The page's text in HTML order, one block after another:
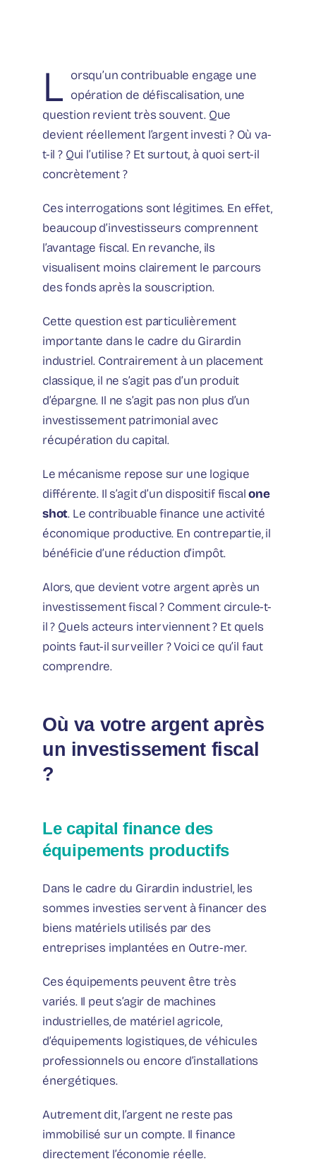
L orsqu’un contribuable engage une
opération de défiscalisation, une
question revient très souvent. Que
devient réellement l’argent investi ? Où va-
t-il ? Qui l’utilise ? Et surtout, à quoi sert-il
concrètement ?
Ces interrogations sont légitimes. En effet,
beaucoup d’investisseurs comprennent
l’avantage fiscal. En revanche, ils
visualisent moins clairement le parcours
des fonds après la souscription.
Cette question est particulièrement
importante dans le cadre du Girardin
industriel. Contrairement à un placement
classique, il ne s’agit pas d’un produit
d’épargne. Il ne s’agit pas non plus d’un
investissement patrimonial avec
récupération du capital.
Le mécanisme repose sur une logique
différente. Il s’agit d’un dispositif fiscalone
shot. Le contribuable finance une activité
économique productive. En contrepartie, il
bénéficie d’une réduction d’impôt.
Alors, que devient votre argent après un
investissement fiscal ? Comment circule-t-
il ? Quels acteurs interviennent ? Et quels
points faut-il surveiller ? Voici ce qu’il faut
comprendre.
Où va votre argent après
un investissement fiscal
?
Le capital finance des
équipements productifs
Dans le cadre du Girardin industriel, les
sommes investies servent à financer des
biens matériels utilisés par des
entreprises implantées en Outre-mer.
Ces équipements peuvent être très
variés. Il peut s’agir de machines
industrielles, de matériel agricole,
d’équipements logistiques, de véhicules
professionnels ou encore d’installations
énergétiques.
Autrement dit, l’argent ne reste pas
immobilisé sur un compte. Il finance
directement l’économie réelle.